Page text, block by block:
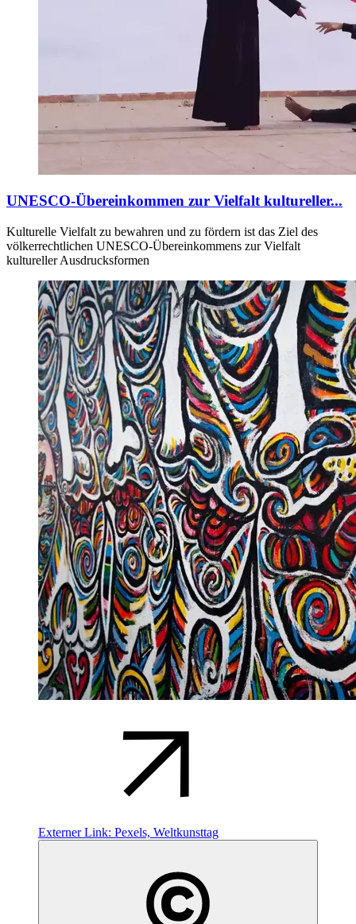
UNESCO-Übereinkommen zur Vielfalt kultureller...
Kulturelle Vielfalt zu bewahren und zu fördern ist das Ziel des
völkerrechtlichen UNESCO-Übereinkommens zur Vielfalt
kultureller Ausdrucksformen
Externer Link: Pexels, Weltkunsttag